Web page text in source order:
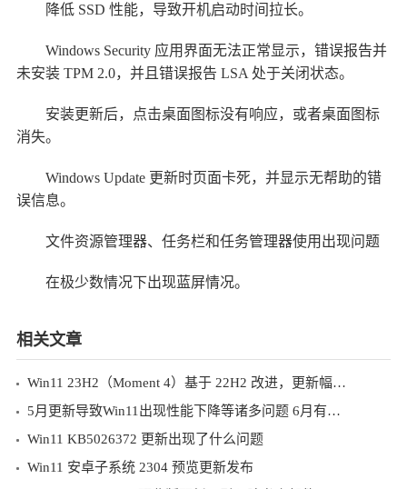
降低 SSD 性能，导致开机启动时间拉长。
Windows Security 应用界面无法正常显示，错误报告并
未安装 TPM 2.0，并且错误报告 LSA 处于关闭状态。
安装更新后，点击桌面图标没有响应，或者桌面图标
消失。
Windows Update 更新时页面卡死，并显示无帮助的错
误信息。
文件资源管理器、任务栏和任务管理器使用出现问题
在极少数情况下出现蓝屏情况。
相关文章
Win11 23H2（Moment 4）基于 22H2 改进，更新幅度不大
5月更新导致Win11出现性能下降等诸多问题 6月有望修复
Win11 KB5026372 更新出现了什么问题
Win11 安卓子系统 2304 预览更新发布